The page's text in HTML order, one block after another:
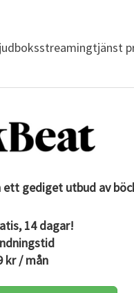
ett gediget utbud av
14 dagar!
kr / mån